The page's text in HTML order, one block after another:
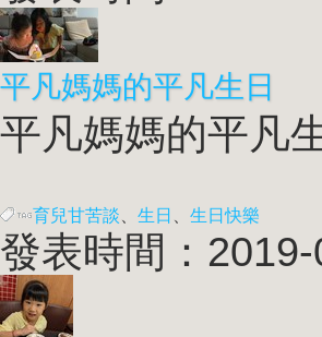
平凡媽媽的平凡生日
平凡媽媽的平凡
育兒甘苦談 生日 生日快樂
發表時間：